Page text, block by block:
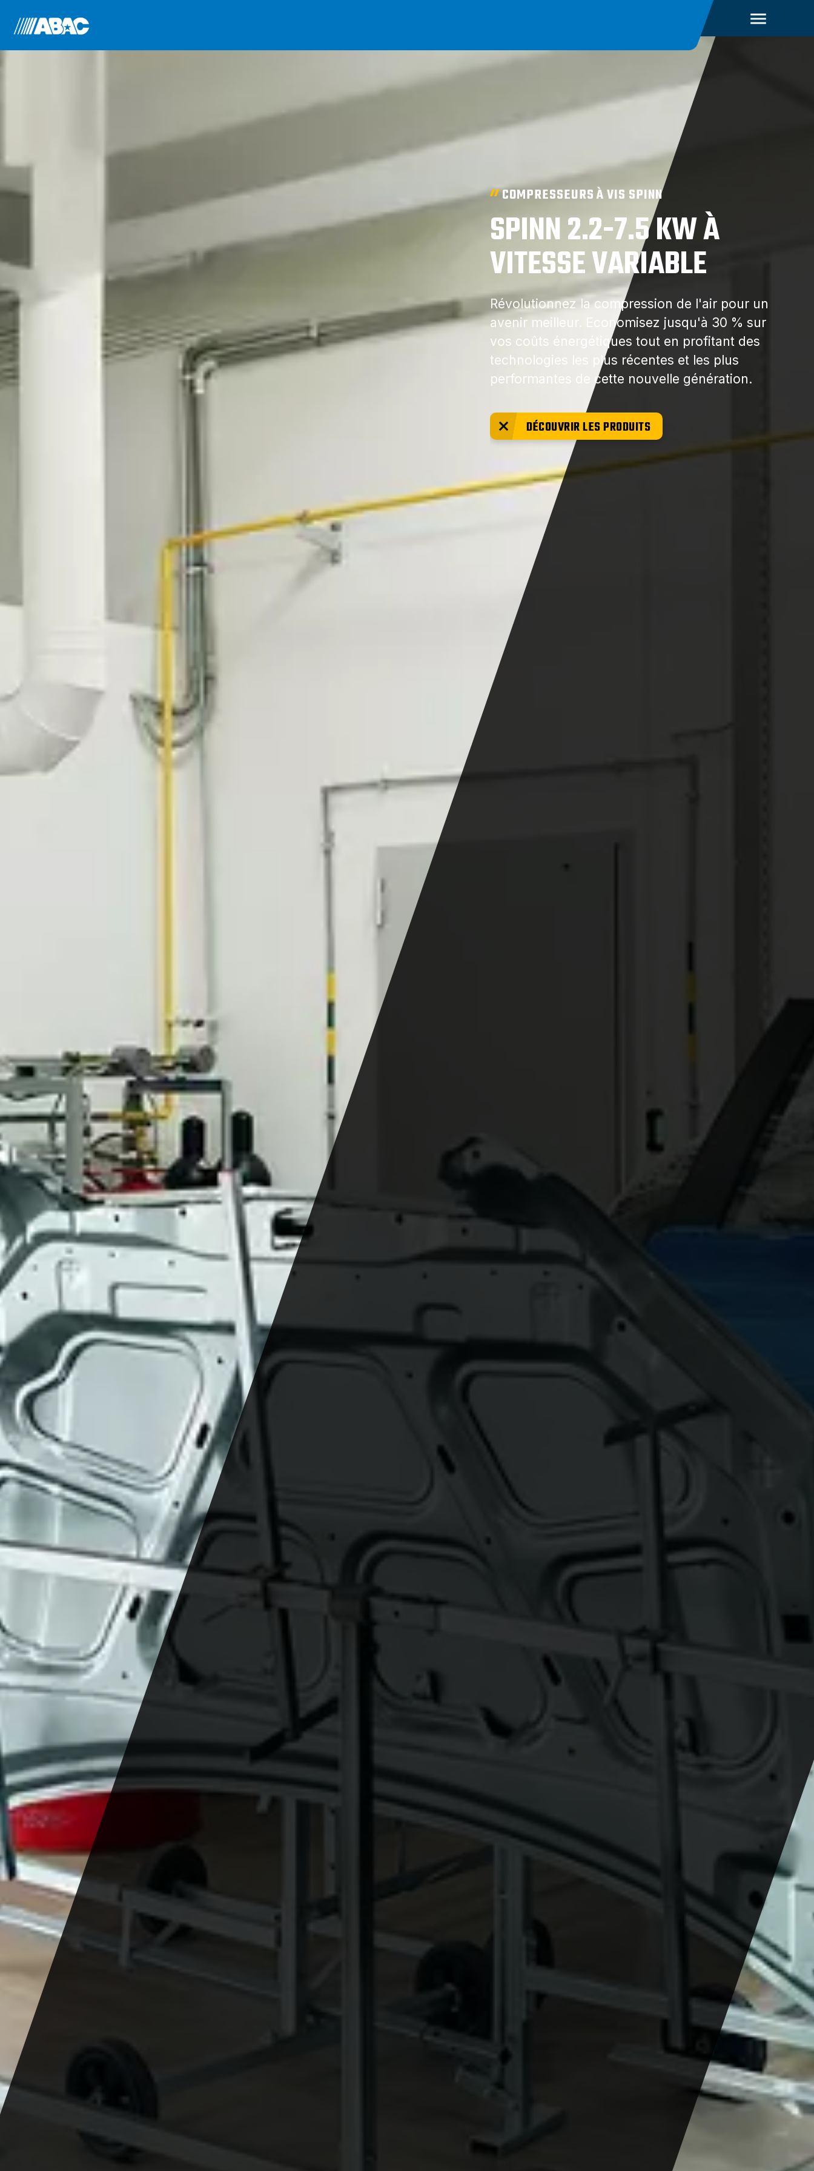
COMPRESSEURS À VIS SPINN
SPINN 2.2-7.5 KW À
VITESSE VARIABLE
Révolutionnez la compression de l'air pour un
avenir meilleur. Economisez jusqu'à 30 % sur
vos coûts énergétiques tout en profitant des
technologies les plus récentes et les plus
performantes de cette nouvelle génération.
DÉCOUVRIR LES PRODUITS